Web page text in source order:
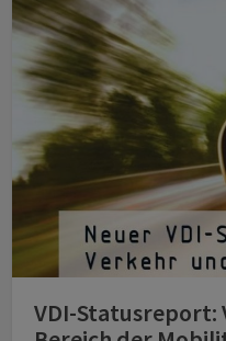
VDI-Statusreport: